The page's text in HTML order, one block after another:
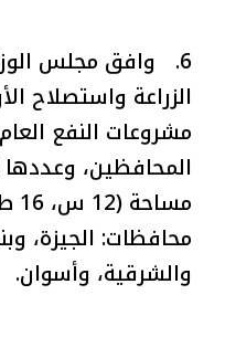
6. وافق مجلس
الزراعة واستصلاح
مشروعات النفع
محافظات: الجيزة،
والشرقية، وأسوان.